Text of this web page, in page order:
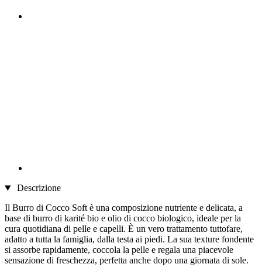
Descrizione
Il Burro di Cocco Soft è una composizione nutriente e delicata, a
base di burro di karité bio e olio di cocco biologico, ideale per la
cura quotidiana di pelle e capelli. È un vero trattamento tuttofare,
adatto a tutta la famiglia, dalla testa ai piedi. La sua texture fondente
si assorbe rapidamente, coccola la pelle e regala una piacevole
sensazione di freschezza, perfetta anche dopo una giornata di sole.